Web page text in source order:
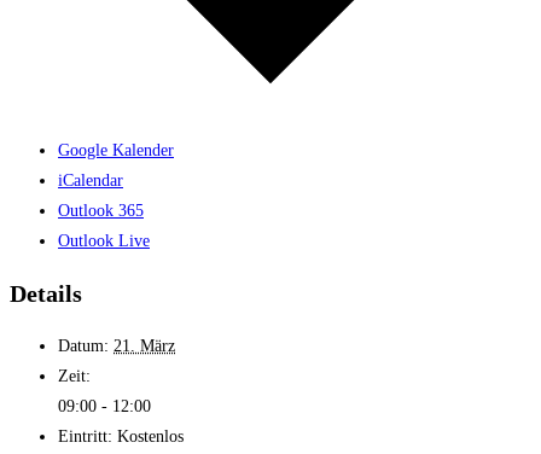
Google Kalender
iCalendar
Outlook 365
Outlook Live
Details
Datum: 21. März
Zeit:
09:00 - 12:00
Eintritt: Kostenlos